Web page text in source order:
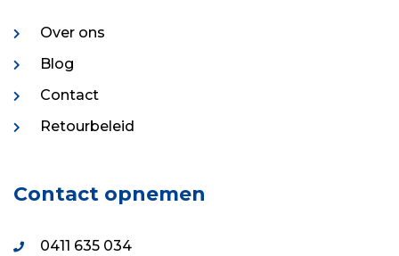
Over ons
Blog
Contact
Retourbeleid
Contact opnemen
0411 635 034